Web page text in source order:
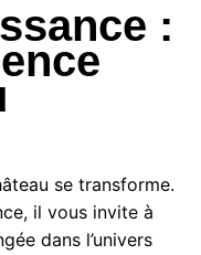
:
se transforme.
il vous invite à
dans l’univers